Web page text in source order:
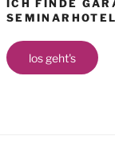
ICH FINDE
los geht's